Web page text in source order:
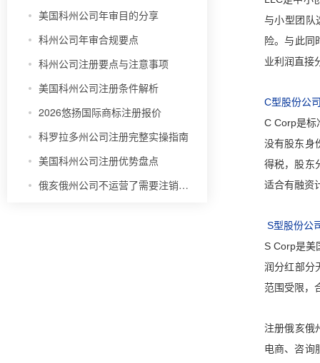
美国科州公司年审目的分享
科州公司年审合规要点
科州公司注册要点与注意事项
美国科州公司注册条件解析
2026悠扬国际商标注册报价
科罗拉多州公司注册完整实操指南
美国科州公司注册优势盘点
俄亥俄州公司不运营了需要注销吗？
与小型团队
险。与此同
业利润直接
C型股份公
C Corp是标
没有股东身
得税，股东
适合有融资
S型股份公
S Corp是美
润分红部分
范围受限，
注册俄亥俄
电商、咨询